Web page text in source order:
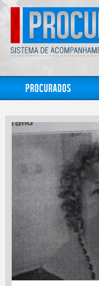
Procurados